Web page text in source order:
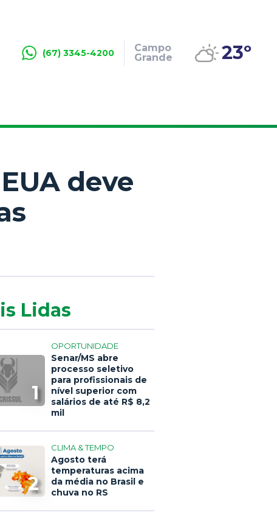
(67) 3345-4200
Campo
Grande
23º
deve
Lidas
1
OPORTUNIDADE
Senar/MS abre
processo seletivo
para profissionais de
nível superior com
salários de até R$ 8,2
mil
2
CLIMA & TEMPO
Agosto terá
temperaturas acima
da média no Brasil e
chuva no RS